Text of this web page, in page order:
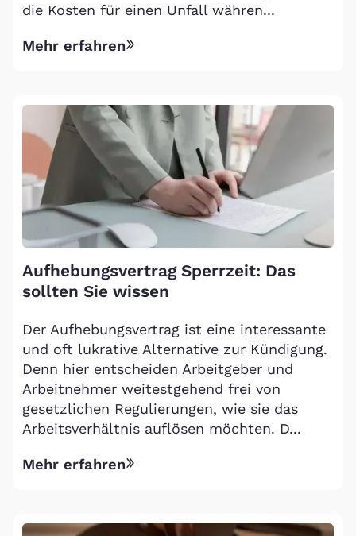
die Kosten für einen Unfall währen...
Mehr erfahren
Aufhebungsvertrag Sperrzeit: Das
sollten Sie wissen
Der Aufhebungsvertrag ist eine interessante
und oft lukrative Alternative zur Kündigung.
Denn hier entscheiden Arbeitgeber und
Arbeitnehmer weitestgehend frei von
gesetzlichen Regulierungen, wie sie das
Arbeitsverhältnis auflösen möchten. D...
Mehr erfahren